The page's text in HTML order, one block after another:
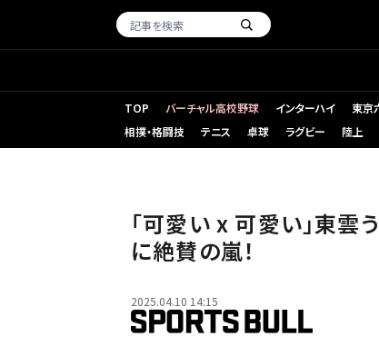
TOP バーチャル高校野球 インターハイ 東京
相撲・格闘技
テニス 卓球 ラグビー 陸上
「可愛い x 可愛い」東
に絶賛の嵐！
2025.04.10 14:15